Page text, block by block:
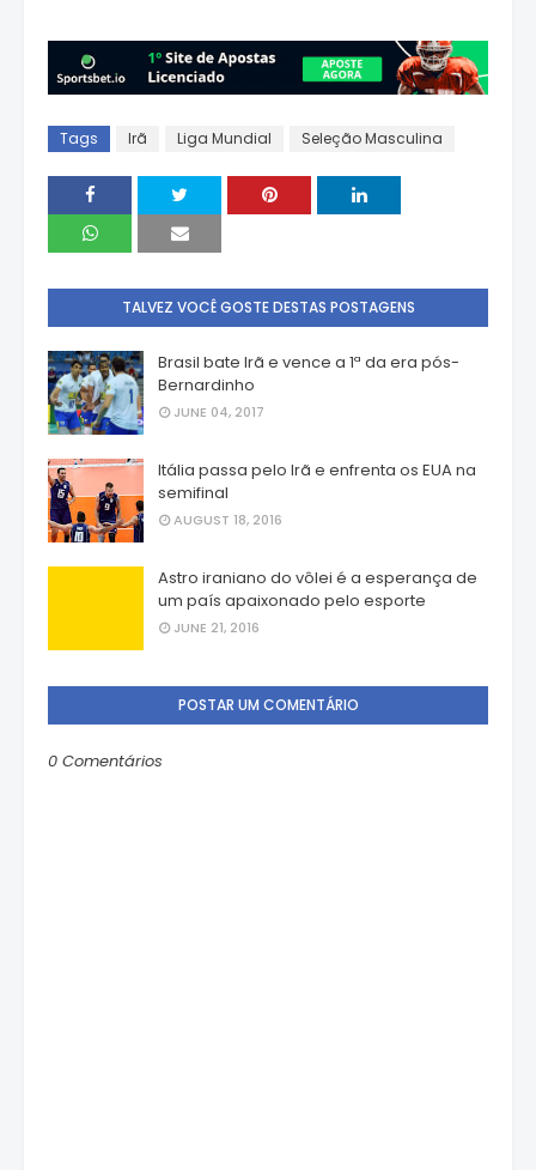
Tags Irã Liga Mundial Seleção Masculina
TALVEZ VOCÊ GOSTE DESTAS POSTAGENS
Brasil bate Irã e vence a 1ª da era pós-
Bernardinho
JUNE 04, 2017
Itália passa pelo Irã e enfrenta os EUA na
semifinal
AUGUST 18, 2016
Astro iraniano do vôlei é a esperança de
um país apaixonado pelo esporte
JUNE 21, 2016
POSTAR UM COMENTÁRIO
0 Comentários